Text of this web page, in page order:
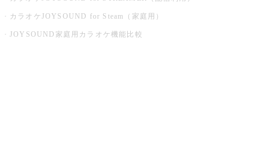
カラオケJOYSOUND for Steam（家庭用）
JOYSOUND家庭用カラオケ機能比較